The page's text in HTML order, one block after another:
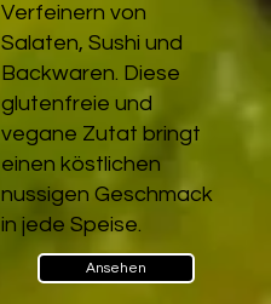
Verfeinern von
Salaten, Sushi und
Backwaren. Diese
glutenfreie und
vegane Zutat bringt
einen köstlichen
nussigen Geschmack
in jede Speise.
Ansehen